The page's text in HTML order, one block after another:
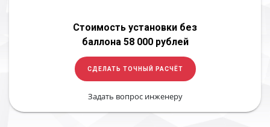
Стоимость установки без
баллона 58 000 рублей
СДЕЛАТЬ ТОЧНЫЙ РАСЧЁТ
Задать вопрос инженеру